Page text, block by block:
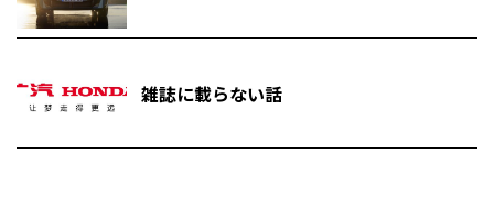
雑誌に載らない話